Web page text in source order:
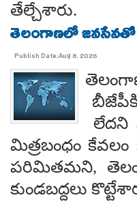
తేల్చేశారు.
తెలంగాణలో జనసేనతో
Publish Date:Aug 8, 2026
లేదని
మిత్రబంధం కేవలం
పరిమితమని,
కుండబద్దలు